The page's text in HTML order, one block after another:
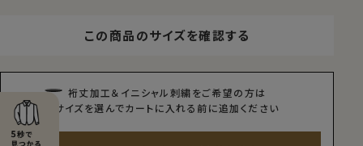
この商品のサイズを確認する
裄丈加工＆イニシャル刺繍をご希望の方は
サイズを選んでカートに入れる前に追加ください